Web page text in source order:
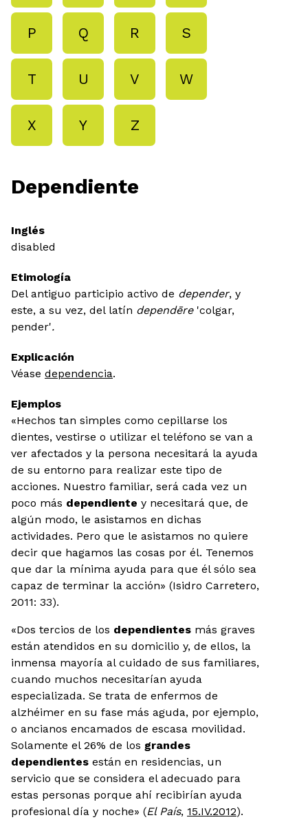
P Q R S
T U V W
X Y Z
Dependiente
Inglés
disabled
Etimología
Del antiguo participio activo de depender, y
este, a su vez, del latín dependēre'colgar,
pender'.
Explicación
Véase dependencia.
Ejemplos
«Hechos tan simples como cepillarse los
dientes, vestirse o utilizar el teléfono se van a
ver afectados y la persona necesitará la ayuda
de su entorno para realizar este tipo de
acciones. Nuestro familiar, será cada vez un
poco más dependiente y necesitará que, de
algún modo, le asistamos en dichas
actividades. Pero que le asistamos no quiere
decir que hagamos las cosas por él. Tenemos
que dar la mínima ayuda para que él sólo sea
capaz de terminar la acción» (Isidro Carretero,
2011: 33).
«Dos tercios de los dependientes más graves
están atendidos en su domicilio y, de ellos, la
inmensa mayoría al cuidado de sus familiares,
cuando muchos necesitarían ayuda
especializada. Se trata de enfermos de
alzhéimer en su fase más aguda, por ejemplo,
o ancianos encamados de escasa movilidad.
Solamente el 26% de los grandes
dependientes están en residencias, un
servicio que se considera el adecuado para
estas personas porque ahí recibirían ayuda
profesional día y noche» (El País, 15.IV.2012).